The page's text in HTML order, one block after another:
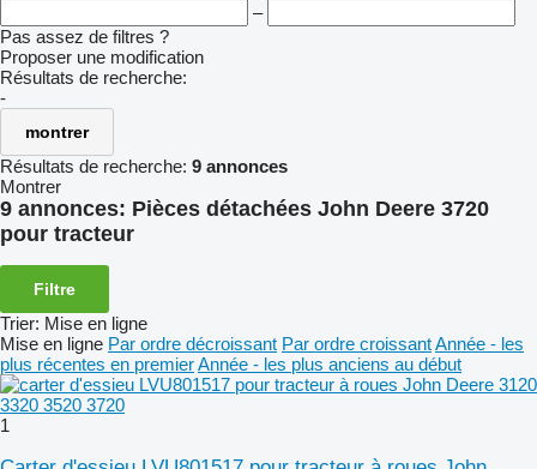
–
Pas assez de filtres ?
Proposer une modification
Résultats de recherche:
-
montrer
Résultats de recherche: 9 annonces
Montrer
9 annonces: Pièces détachées John Deere 3720
pour tracteur
Filtre
Trier: Mise en ligne
Mise en ligne Par ordre décroissant Par ordre croissantAnnée - les
plus récentes en premierAnnée - les plus anciens au début
1